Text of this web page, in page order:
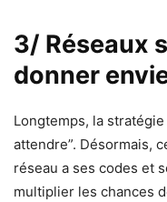
3/ Réseaux
donner
Longtemps, la
attendre”. Désormais,
réseau a ses codes et
multiplier les chances